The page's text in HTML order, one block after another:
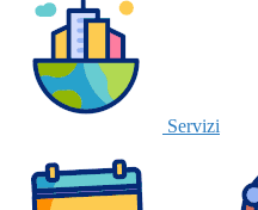
Servizi